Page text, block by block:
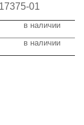
01
в наличии
в наличии